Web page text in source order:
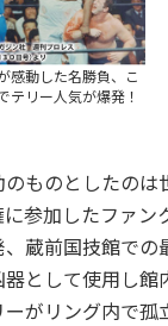
感動した名勝負、こ
テリー人気が爆発！
ものとしたの
参加したファ
蔵前国技館で
として使用し館
がリング内で